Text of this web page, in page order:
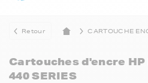
Retour CARTOUCHE
Cartouches d'encre
440 SERIES